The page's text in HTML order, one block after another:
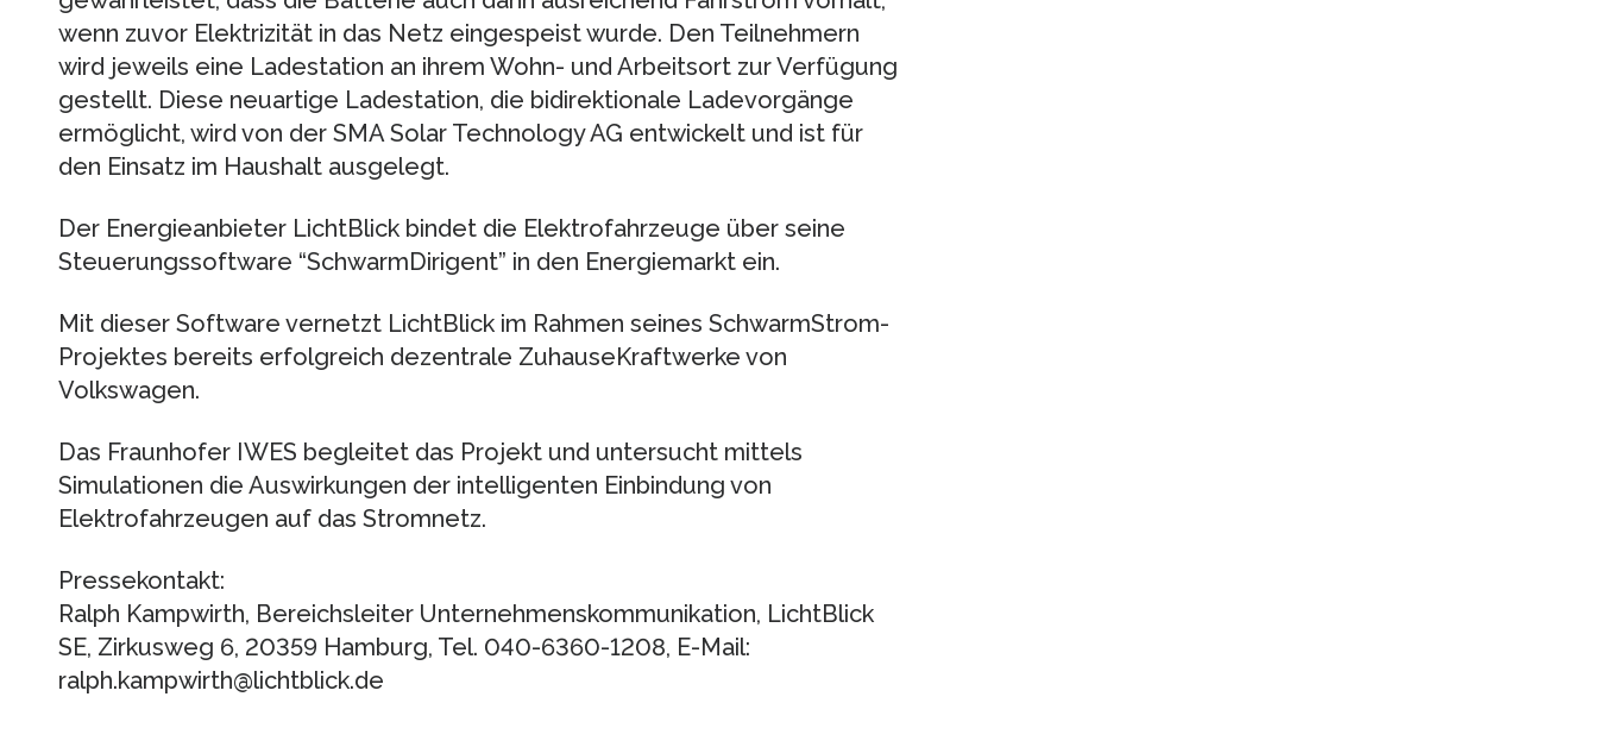
wenn zuvor Elektrizität in das Netz eingespeist wurde. Den Teilnehmern
wird jeweils eine Ladestation an ihrem Wohn- und Arbeitsort zur Verfügung
gestellt. Diese neuartige Ladestation, die bidirektionale Ladevorgänge
ermöglicht, wird von der SMA Solar Technology AG entwickelt und ist für
den Einsatz im Haushalt ausgelegt.
Der Energieanbieter LichtBlick bindet die Elektrofahrzeuge über seine
Steuerungssoftware “SchwarmDirigent” in den Energiemarkt ein.
Mit dieser Software vernetzt LichtBlick im Rahmen seines SchwarmStrom-
Projektes bereits erfolgreich dezentrale ZuhauseKraftwerke von
Volkswagen.
Das Fraunhofer IWES begleitet das Projekt und untersucht mittels
Simulationen die Auswirkungen der intelligenten Einbindung von
Elektrofahrzeugen auf das Stromnetz.
Pressekontakt:
Ralph Kampwirth, Bereichsleiter Unternehmenskommunikation, LichtBlick
SE, Zirkusweg 6, 20359 Hamburg, Tel. 040-6360-1208, E-Mail:
ralph.kampwirth@lichtblick.de